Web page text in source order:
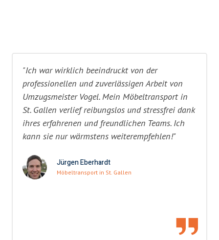
"Ich war wirklich beeindruckt von der
professionellen und zuverlässigen Arbeit von
Umzugsmeister Vogel. Mein Möbeltransport in
St. Gallen verlief reibungslos und stressfrei dank
ihres erfahrenen und freundlichen Teams. Ich
kann sie nur wärmstens weiterempfehlen!"
Jürgen Eberhardt
Möbeltransport in St. Gallen